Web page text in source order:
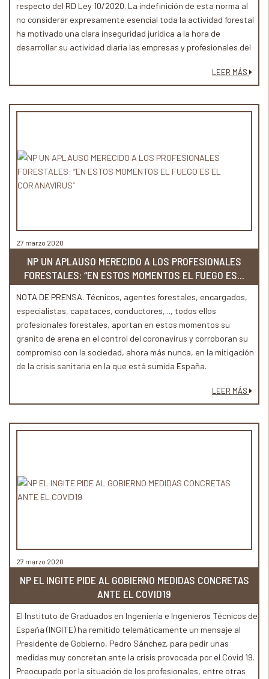
respecto del RD Ley 10/2020. La indefinición de esta norma al
no considerar expresamente esencial toda la actividad forestal
ha motivado una clara inseguridad jurídica a la hora de
desarrollar su actividad diaria las empresas y profesionales del
materia queremos expresar nuestra preocupación por el daño al
tejido productivo forestal durante el estado de alarma que esta
indefinición puede causar, sin perjuicio de adoptar cuantas
LEER MÁS
27 marzo 2020
NP UN APLAUSO MERECIDO A LOS PROFESIONALES
FORESTALES: “EN ESTOS MOMENTOS EL FUEGO ES...
NOTA DE PRENSA. Técnicos, agentes forestales, encargados,
especialistas, capataces, conductores,..., todos ellos
profesionales forestales, aportan en estos momentos su
granito de arena en el control del coronavirus y corroboran su
compromiso con la sociedad, ahora más nunca, en la mitigación
de la crisis sanitaria en la que está sumida España.
LEER MÁS
27 marzo 2020
NP EL INGITE PIDE AL GOBIERNO MEDIDAS CONCRETAS
ANTE EL COVID19
El Instituto de Graduados en Ingeniería e Ingenieros Técnicos de
España (INGITE) ha remitido telemáticamente un mensaje al
Presidente de Gobierno, Pedro Sánchez, para pedir unas
medidas muy concretan ante la crisis provocada por el Covid 19.
Preocupado por la situación de los profesionales, entre otras